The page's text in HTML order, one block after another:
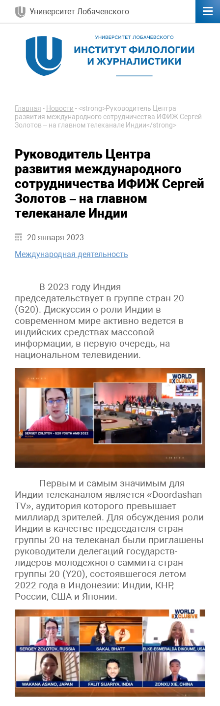
Университет Лобачевского
Главная - Новости -<strong>Руководитель Центра
развития международного сотрудничества ИФИЖ Сергей
Золотов – на главном телеканале Индии</strong>
Руководитель Центра
развития международного
сотрудничества ИФИЖ Сергей
Золотов – на главном
телеканале Индии
20 января 2023
Международная деятельность
В 2023 году Индия
председательствует в группе стран 20
(G20). Дискуссия о роли Индии в
современном мире активно ведется в
индийских средствах массовой
информации, в первую очередь, на
национальном телевидении.
Первым и самым значимым для
Индии телеканалом является «Doordashan
TV», аудитория которого превышает
миллиард зрителей. Для обсуждения роли
Индии в качестве председателя стран
группы 20 на телеканал были приглашены
руководители делегаций государств-
лидеров молодежного саммита стран
группы 20 (Y20), состоявшегося летом
2022 года в Индонезии: Индии, КНР,
России, США и Японии.